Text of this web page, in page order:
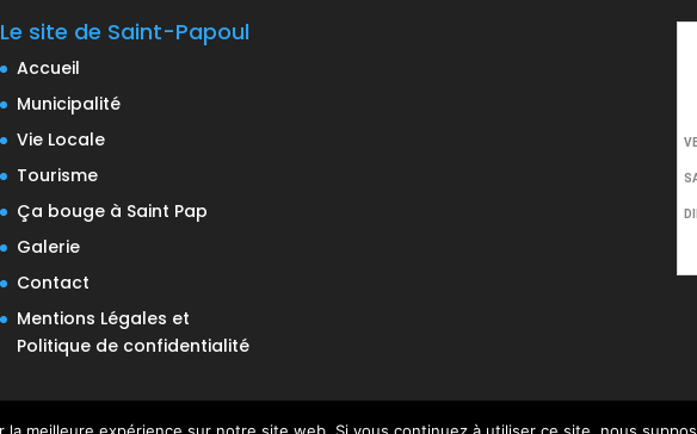
Le site de Saint-Papoul
Accueil
Municipalité
Vie Locale
Tourisme
Ça bouge à Saint Pap
Galerie
Contact
Mentions Légales et
Politique de confidentialité